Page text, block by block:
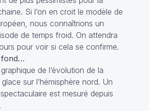
Si l’on en croit le modèle de
nous connaîtrions un
de temps froid. On attendra
pour voir si cela se confirme.
fond…
graphique de l‘évolution de la
sur l’hémisphère nord. Un
est mesuré depuis